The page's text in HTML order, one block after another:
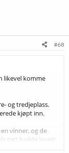
#68
likevel komme
og tredjeplass.
kjøpt inn.
vinner, og de
tatt hadde levert